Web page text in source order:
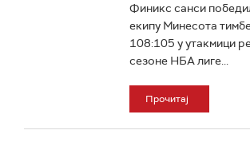
Финикс санси
екипу Минесота
108:105 у утакмици
сезоне НБА лиге...
Прочитај